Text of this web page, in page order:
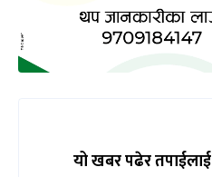
यो खबर पढेर